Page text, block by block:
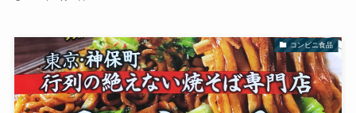
コンビニ食品